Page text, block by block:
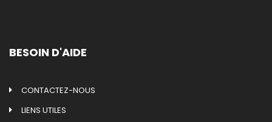
BESOIN D'AIDE
CONTACTEZ-NOUS
LIENS UTILES